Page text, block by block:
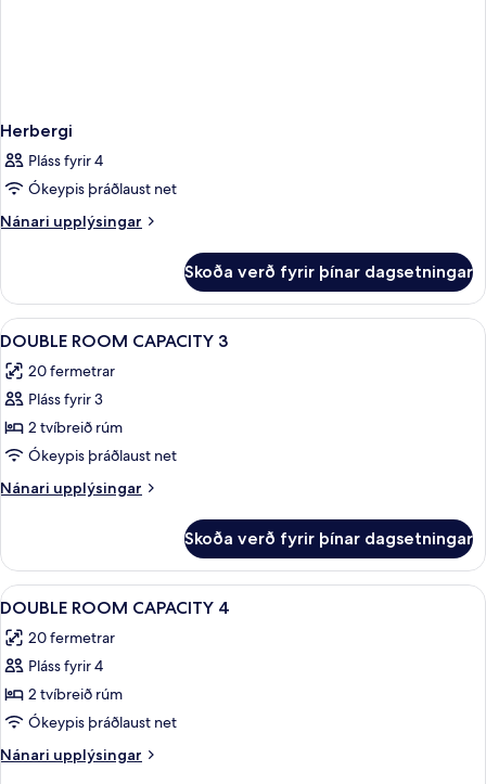
Herbergi
Pláss fyrir 4
Ókeypis þráðlaust net
Nánari upplýsingar
Nánari
Skoða verð fyrir þínar dagsetningar
Skoða
allar
myndir
fyrir
DOUBLE
ROOM
CAPACITY
3
Míníbar, skrifborð, vinnuaðstaða
1
DOUBLE ROOM CAPACITY 3
20 fermetrar
Pláss fyrir 3
2 tvíbreið rúm
Ókeypis þráðlaust net
Nánari upplýsingar
Nánari
ROOM
CAPACITY
3
Skoða verð fyrir þínar dagsetningar
Skoða
allar
myndir
fyrir
DOUBLE
ROOM
CAPACITY
4
Míníbar, skrifborð, vinnuaðstaða
1
DOUBLE ROOM CAPACITY 4
20 fermetrar
Pláss fyrir 4
2 tvíbreið rúm
Ókeypis þráðlaust net
Nánari upplýsingar
Nánari